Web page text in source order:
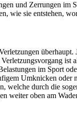
und Zerrungen
wie sie entstehen,
im Sport
Umknicken oder
welche durch die
weiter oben am